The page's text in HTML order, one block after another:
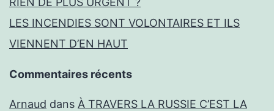
LES INCENDIES SONT VOLONTAIRES ET ILS
VIENNENT D’EN HAUT
Commentaires récents
Arnaud dans À TRAVERS LA RUSSIE C’EST LA